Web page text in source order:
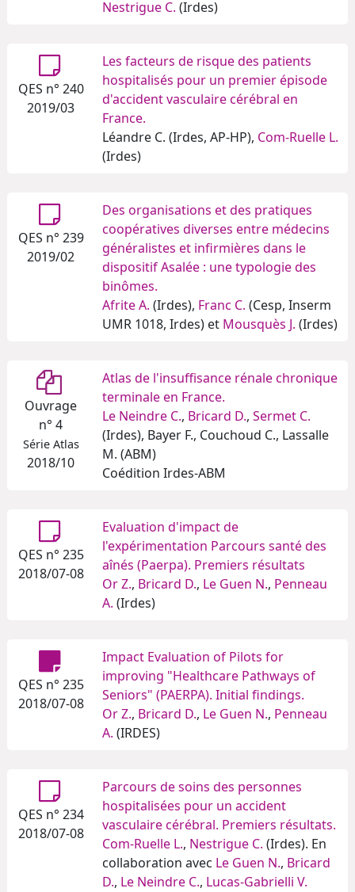
Nestrigue C. (Irdes)
QES n° 240
2019/03
Les facteurs de risque des patients
hospitalisés pour un premier épisode
d'accident vasculaire cérébral en
France.
Léandre C. (Irdes, AP-HP), Com-Ruelle L.
(Irdes)
QES n° 239
2019/02
Des organisations et des pratiques
coopératives diverses entre médecins
généralistes et infirmières dans le
dispositif Asalée : une typologie des
binômes.
Afrite A. (Irdes), Franc C. (Cesp, Inserm
UMR 1018, Irdes) et Mousquès J. (Irdes)
Ouvrage
n° 4
Série Atlas
2018/10
Atlas de l'insuffisance rénale chronique
terminale en France.
Le Neindre C., Bricard D., Sermet C.
(Irdes), Bayer F., Couchoud C., Lassalle
M. (ABM)
Coédition Irdes-ABM
QES n° 235
2018/07-08
Evaluation d'impact de
l'expérimentation Parcours santé des
aînés (Paerpa). Premiers résultats
Or Z., Bricard D., Le Guen N., Penneau
A. (Irdes)
QES n° 235
2018/07-08
Impact Evaluation of Pilots for
improving "Healthcare Pathways of
Seniors" (PAERPA). Initial findings.
Or Z., Bricard D., Le Guen N., Penneau
A. (IRDES)
QES n° 234
2018/07-08
Parcours de soins des personnes
hospitalisées pour un accident
vasculaire cérébral. Premiers résultats.
Com-Ruelle L., Nestrigue C. (Irdes). En
collaboration avec Le Guen N., Bricard
D., Le Neindre C., Lucas-Gabrielli V.